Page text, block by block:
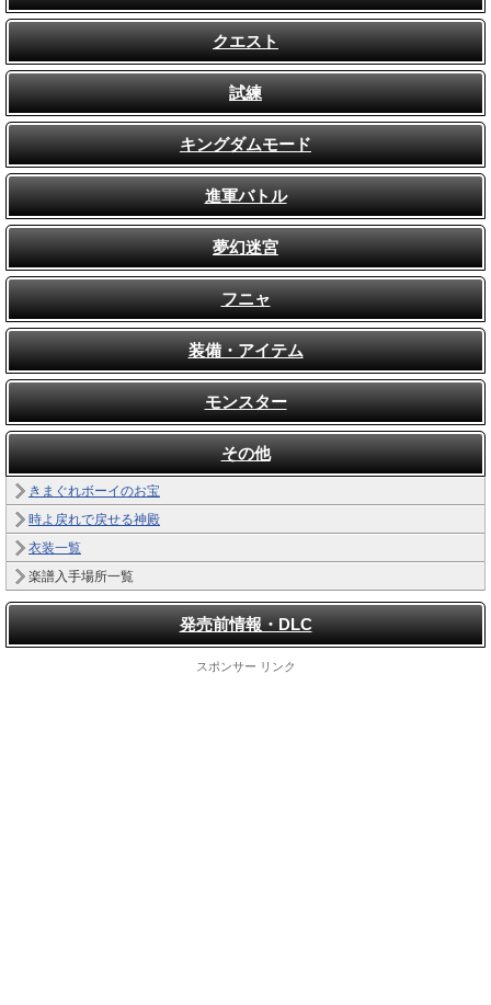
クエスト
試練
キングダムモード
進軍バトル
夢幻迷宮
フニャ
装備・アイテム
モンスター
その他
きまぐれボーイのお宝
時よ戻れで戻せる神殿
衣装一覧
楽譜入手場所一覧
発売前情報・DLC
スポンサー リンク